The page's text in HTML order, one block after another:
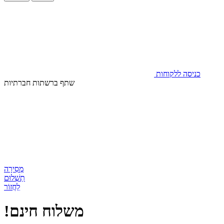
כניסה ללקוחות
שתף ברשתות חברתיות
מְסִירָה
תַשְׁלוּם
לַחֲזוֹר
!משלוח חינם